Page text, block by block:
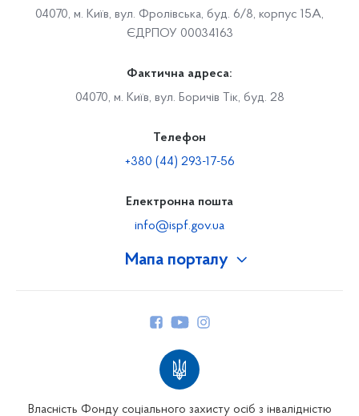
Мапа порталу
04070, м. Київ, вул. Фролівська, буд. 6/8, корпус 15А,
ЄДРПОУ 00034163
Фактична адреса:
04070, м. Київ, вул. Боричів Тік, буд. 28
Телефон
+380 (44) 293-17-56
Електронна пошта
info@ispf.gov.ua
Власність Фонду соціального захисту осіб з інвалідністю